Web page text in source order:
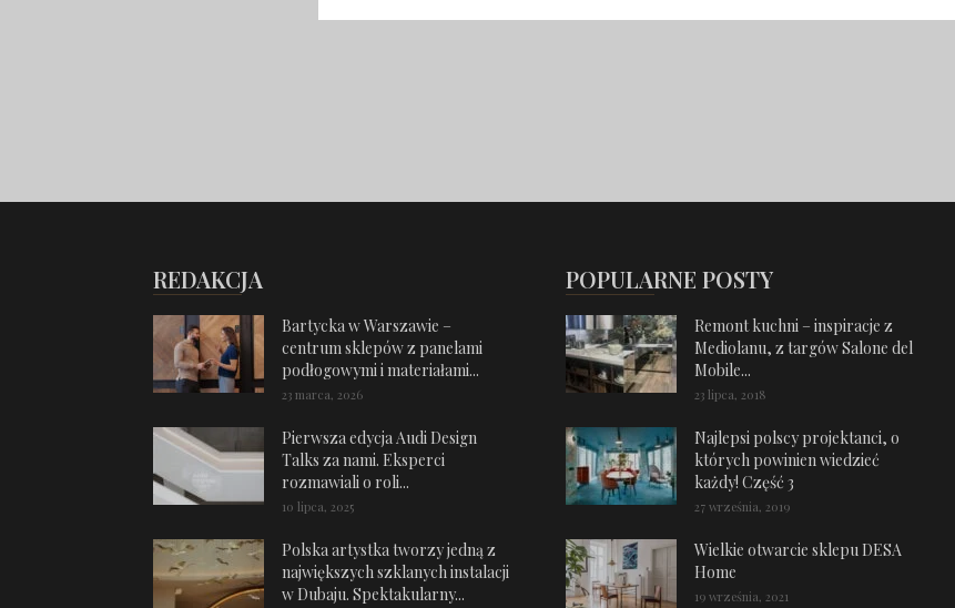
REDAKCJA
Bartycka w Warszawie –
centrum sklepów z panelami
podłogowymi i materiałami...
23 marca, 2026
Pierwsza edycja Audi Design
Talks za nami. Eksperci
rozmawiali o roli...
10 lipca, 2025
Polska artystka tworzy jedną z
największych szklanych instalacji
w Dubaju. Spektakularny...
POPULARNE POSTY
Remont kuchni – inspiracje z
Mediolanu, z targów Salone del
Mobile...
23 lipca, 2018
Najlepsi polscy projektanci, o
których powinien wiedzieć
każdy! Część 3
27 września, 2019
Wielkie otwarcie sklepu DESA
Home
19 września, 2021